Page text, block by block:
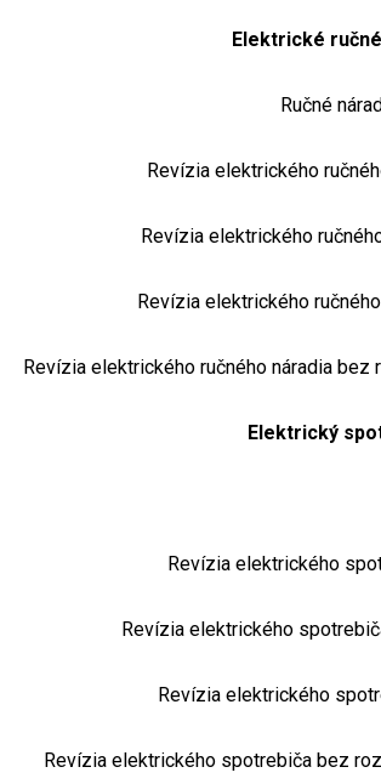
Elektrické
Ručné
Revízia elektrického
Revízia elektrického
Revízia elektrického
Revízia elektrického ručného náradia bez
Elektrický
Revízia elektrického
Revízia elektrického
Revízia elektrického
Revízia elektrického spotrebiča bez